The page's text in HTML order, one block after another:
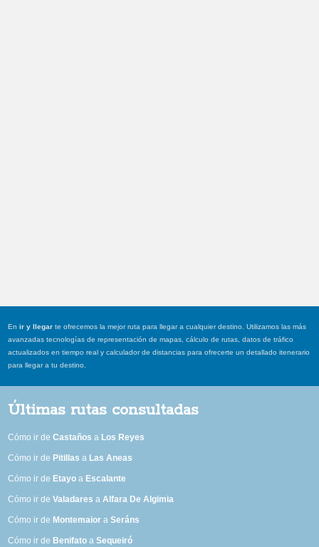
Enir y llegar te ofrecemos la mejor ruta para llegar a cualquier destino. Utilizamos las más
avanzadas tecnologías de representación de mapas, cálculo de rutas, datos de tráfico
actualizados en tiempo real y calculador de distancias para ofrecerte un detallado itenerario
para llegar a tu destino.
Últimas rutas consultadas
Cómo ir deCastaños a Los Reyes
Cómo ir de Pitillas a Las Aneas
Cómo ir de Etayo a Escalante
Cómo ir deValadares aAlfara De Algimia
Cómo ir de Montemaior aSeráns
Cómo ir de Benifato aSequeiró